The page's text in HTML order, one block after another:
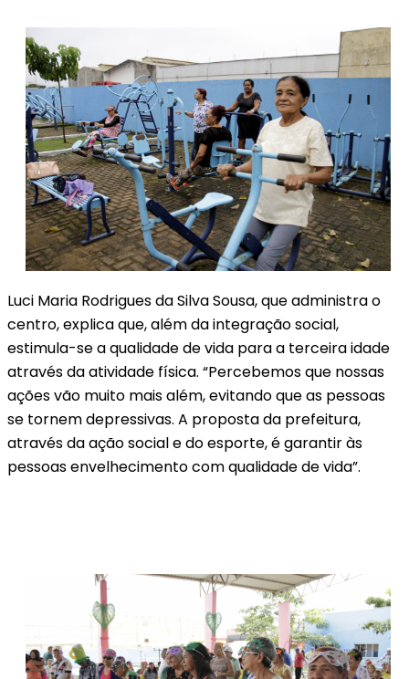
Luci Maria Rodrigues da Silva Sousa, que administra o
centro, explica que, além da integração social,
estimula-se a qualidade de vida para a terceira idade
através da atividade física. “Percebemos que nossas
ações vão muito mais além, evitando que as pessoas
se tornem depressivas. A proposta da prefeitura,
através da ação social e do esporte, é garantir às
pessoas envelhecimento com qualidade de vida”.